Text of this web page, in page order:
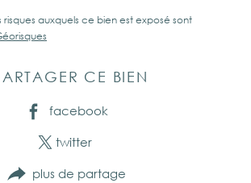
risques auxquels ce bien est exposé sont
CE BIEN
facebook
twitter
plus de partage